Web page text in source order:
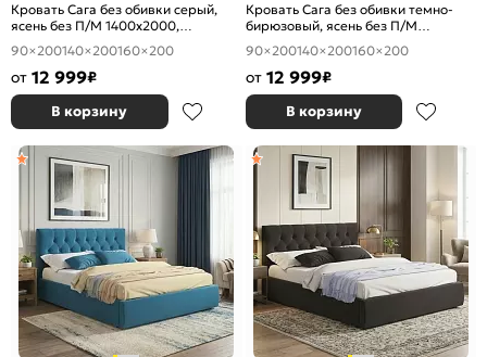
Кровать Сага без обивки серый,
ясень без П/М 1400x2000,
ортопедическое основание,
изголовье жесткое
90×200140×200160×200
от 12 999₽
В корзину
Кровать Сага без обивки темно-
бирюзовый, ясень без П/М
1400x2000, ортопедическое
основание, изголовье жесткое
90×200140×200160×200
от 12 999₽
В корзину